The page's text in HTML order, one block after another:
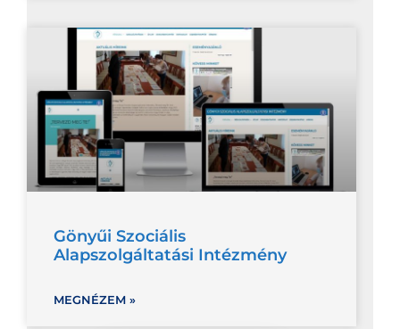
Gönyűi Szociális
Alapszolgáltatási Intézmény
MEGNÉZEM »